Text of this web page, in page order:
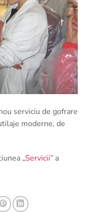
serviciu de gofrare
moderne, de
„Servicii” a